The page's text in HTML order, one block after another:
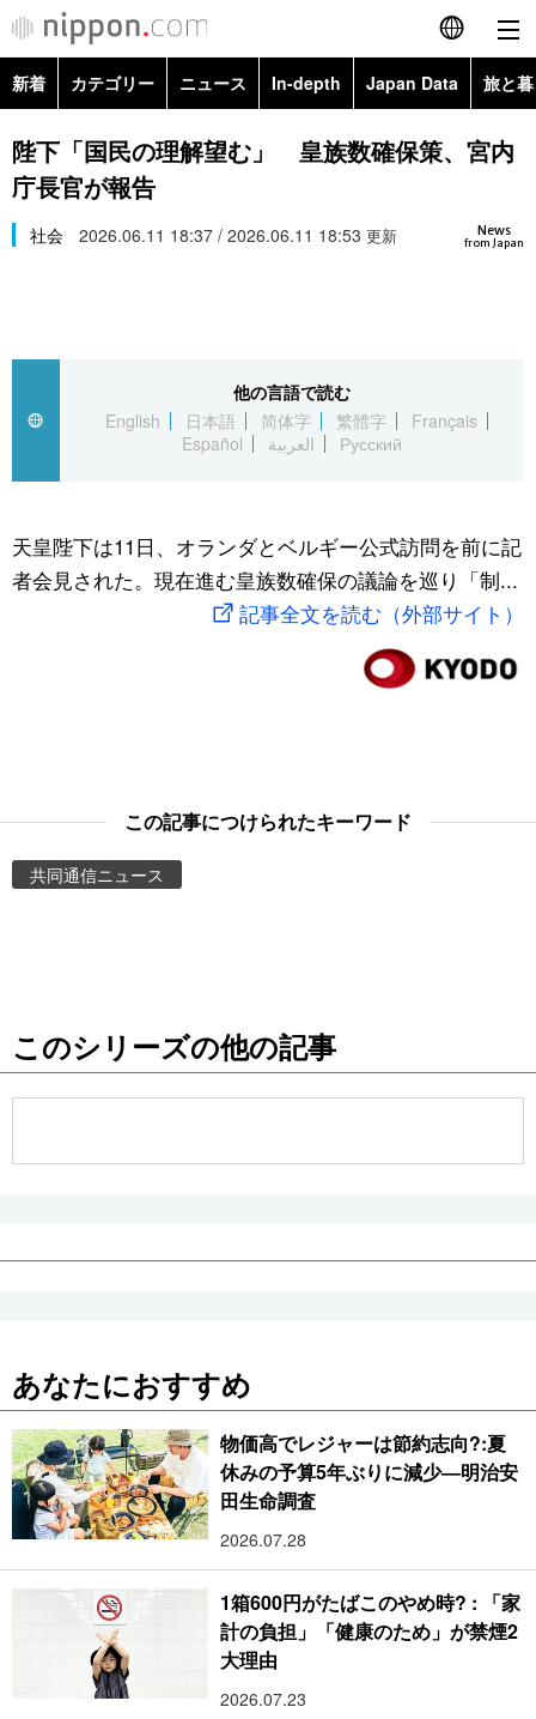
English
简体字
Русский
カテゴリー
経済・ビジネス
国際
文化
トップ
アーカイブ
In-depth
Japan Data
動画/Live
お知らせ
新着 カテゴリー ニュース In-depth Japan Data 旅と
政治・外交
経済・ビジネス
スポーツ・東京2020
Topics
陛下「国民の理解望む」 皇族数確保策、宮内
庁長官が報告
News
from Japan
社会 2026.06.11 18:37 / 2026.06.11 18:53 更新
他の言語で読む
English
日本語 简体字 繁體字
Français
Español
العربية Русский
天皇陛下は11日、オランダとベルギー公式訪問を前に記
者会見された。現在進む皇族数確保の議論を巡り「制...
記事全文を読む（外部サイト）
この記事につけられたキーワード
共同通信ニュース
このシリーズの他の記事
あなたにおすすめ
物価高でレジャーは節約志向?:夏
休みの予算5年ぶりに減少―明治安
田生命調査
2026.07.28
1箱600円がたばこのやめ時? : 「家
計の負担」「健康のため」が禁煙2
大理由
2026.07.23